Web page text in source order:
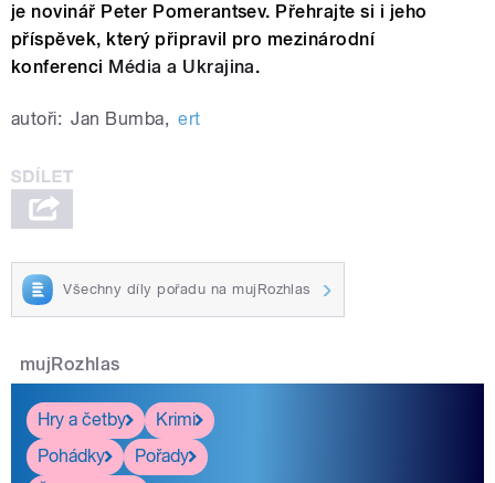
je novinář Peter Pomerantsev. Přehrajte si i jeho
příspěvek, který připravil pro mezinárodní
konferenci Média a Ukrajina.
autoři: Jan Bumba, ert
Všechny díly pořadu na mujRozhlas
mujRozhlas
Hry a četby
Krimi
Pohádky
Pořady